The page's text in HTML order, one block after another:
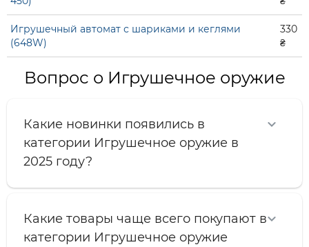
Игрушечный автомат с шариками и кеглями
(648W)
330
₴
Вопрос о Игрушечное оружие
Какие новинки появились в
категории Игрушечное оружие в
2025 году?
Какие товары чаще всего покупают в
категории Игрушечное оружие